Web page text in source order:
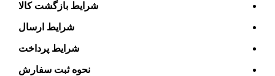
شرایط بازگشت کالا
شرایط ارسال
شرایط پرداخت
نحوه ثبت سفارش